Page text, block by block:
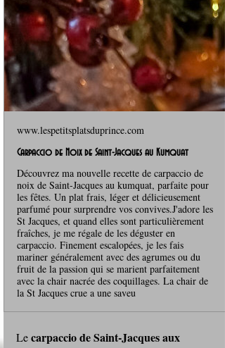
www.lespetitsplatsduprince.com
Carpaccio de Noix de Saint-Jacques au Kumquat
Découvrez ma nouvelle recette de carpaccio de
noix de Saint-Jacques au kumquat, parfaite pour
les fêtes. Un plat frais, léger et délicieusement
parfumé pour surprendre vos convives.J'adore les
St Jacques, et quand elles sont particulièrement
fraîches, je me régale de les déguster en
carpaccio. Finement escalopées, je les fais
mariner généralement avec des agrumes ou du
fruit de la passion qui se marient parfaitement
avec la chair nacrée des coquillages. La chair de
la St Jacques crue a une saveu
Le carpaccio de Saint‑Jacques aux